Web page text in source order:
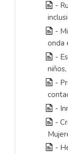
-
-
onda
-
niños,
-
-
-
-